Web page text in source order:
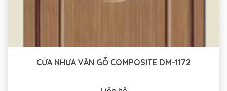
CỬA NHỰA VÂN GỖ COMPOSITE DM-1172